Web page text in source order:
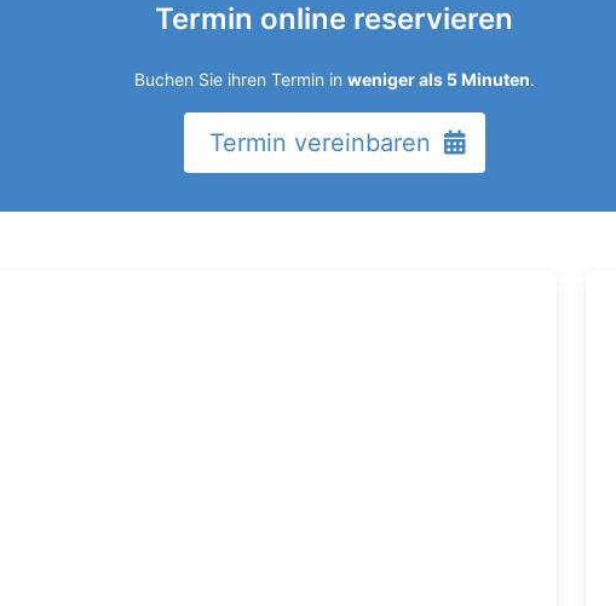
Termin online reservieren
Buchen Sie ihren Termin in weniger als 5 Minuten.
Termin vereinbaren